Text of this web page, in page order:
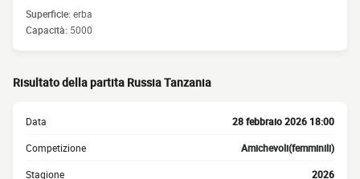
Superficie:erba
Capacità: 5000
Risultato della partita Russia Tanzania
Data 28 febbraio 2026 18:00
Competizione Amichevoli(femminili)
Stagione 2026